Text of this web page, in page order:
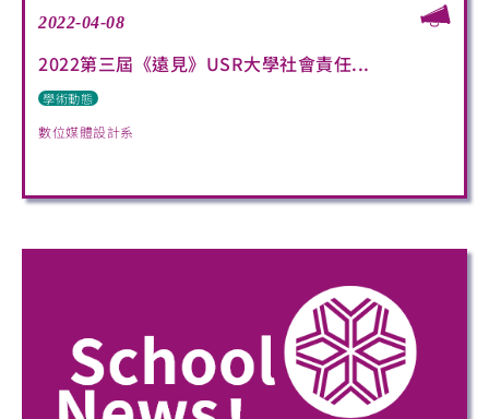
2022-04-08
2022第三屆《遠見》USR大學社會責任...
學術動態
數位媒體設計系